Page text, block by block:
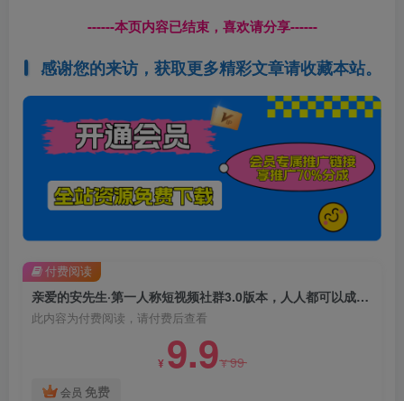
------本页内容已结束，喜欢请分享------
感谢您的来访，获取更多精彩文章请收藏本站。
亲爱的安先生·第一人称短视频社群3.0版本，人人都可以成为新媒体导演（包含内部社群直播课全套）
此内容为付费阅读，请付费后查看
¥ 9.9¥99
会员 免费
付费阅读